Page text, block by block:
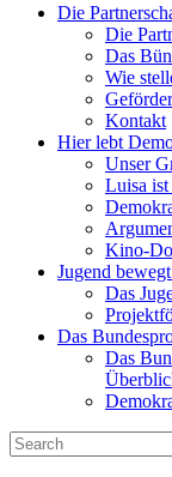
Die
Die
Das
Wie
Kontakt
Hier lebt
Unser
Luisa
Kino-
Jugend
Das
Das
Das